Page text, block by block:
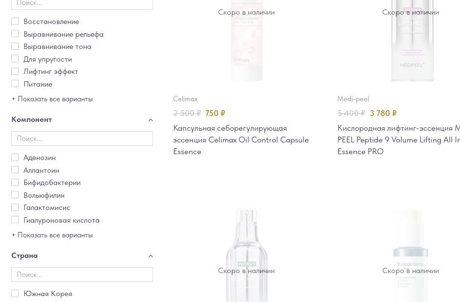
Восстановление
Выравнивание рельефа
Выравнивание тона
Для упругости
Лифтинг эффект
Питание
+ Показать все варианты
Компонент
Аденозин
Аллантоин
Бифидобактерии
Вольюфилин
Галактомисис
Гиалуроновая кислота
+ Показать все варианты
Страна
Южная Корея
Скоро в наличии
celimax
2 500₽ 750 ₽
Капсульная себорегулирующая
эссенция Celimax Oil Control Capsule
Essence
Скоро в наличии
medi-peel
5 400₽ 3 780 ₽
Кислородная лифтинг-эссенция
PEEL Peptide 9 Volume Lifting All
Essence PRO
Скоро в наличии Скоро в наличии